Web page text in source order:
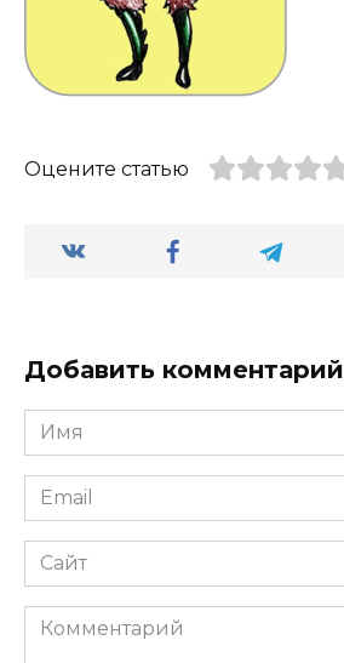
Оцените статью
Добавить комментарий
Имя
*
Email
*
Сайт
Комментарий